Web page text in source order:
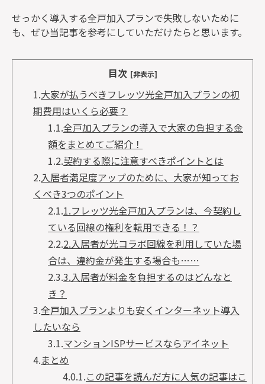
せっかく導入する全戸加入プランで失敗しないために
も、ぜひ当記事を参考にしていただけたらと思います。
目次 [非表示]
1.大家が払うべきフレッツ光全戸加入プランの初
期費用はいくら必要？
1.1.全戸加入プランの導入で大家の負担する金
額をまとめてご紹介！
1.2.契約する際に注意すべきポイントとは
2.入居者満足度アップのために、大家が知ってお
くべき3つのポイント
2.1.1.フレッツ光全戸加入プランは、今契約し
ている回線の権利を転用できる！？
2.2.2.入居者が光コラボ回線を利用していた場
合は、違約金が発生する場合も……
2.3.3.入居者が料金を負担するのはどんなと
き？
3.全戸加入プランよりも安くインターネット導入
したいなら
3.1.マンションISPサービスならアイネット
4.まとめ
4.0.1.この記事を読んだ方に人気の記事はこ